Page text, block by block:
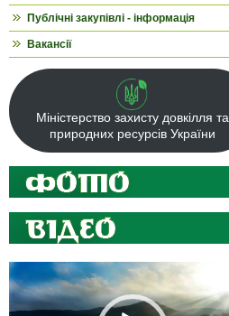
Публічні закупівлі - інформація
Вакансії
Міністерство захисту довкілля та
природних ресурсів України
Відеопрогравач